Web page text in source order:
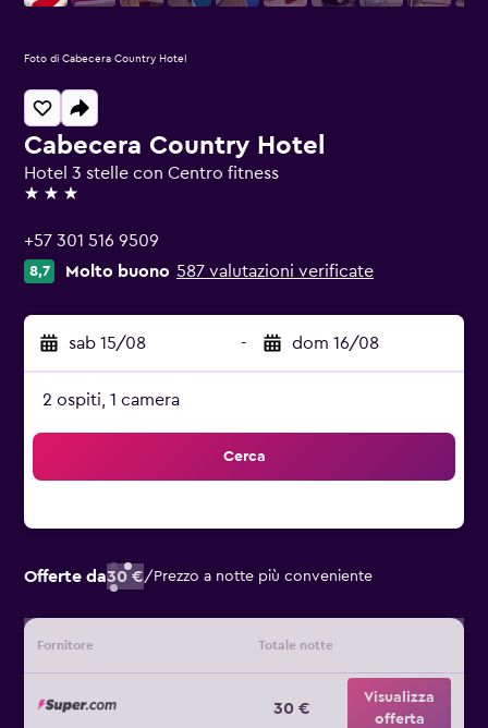
Cabecera Country Hotel
Hotel 3 stelle con Centro fitness
3 stelle
+57 301 516 9509
8,7 Molto buono 587 valutazioni verificate
sab 15/08 - dom 16/08
2 ospiti, 1 camera
Cerca
Offerte da30 €/ Prezzo a notte più conveniente
Fornitore Totale notte
30 €
Visualizza
offerta
Foto di Cabecera Country Hotel